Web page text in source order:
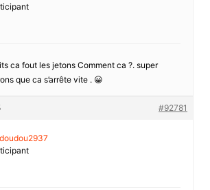
ca fout les jetons Comment ca ?. super
que ca s’arrête vite . 😀
#92781